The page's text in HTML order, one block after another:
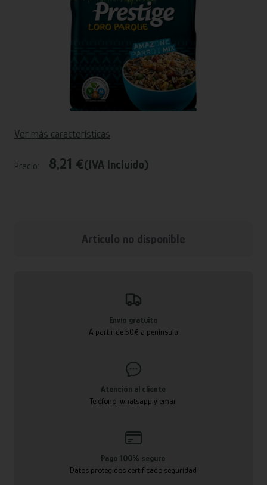
Ver más características
Precio: 8,21 €(IVA Incluido)
Articulo no disponible
Envío gratuito
A partir de 50€ a península
Atención al cliente
Teléfono, whatsapp y email
Pago 100% seguro
Datos protegidos certificado seguridad